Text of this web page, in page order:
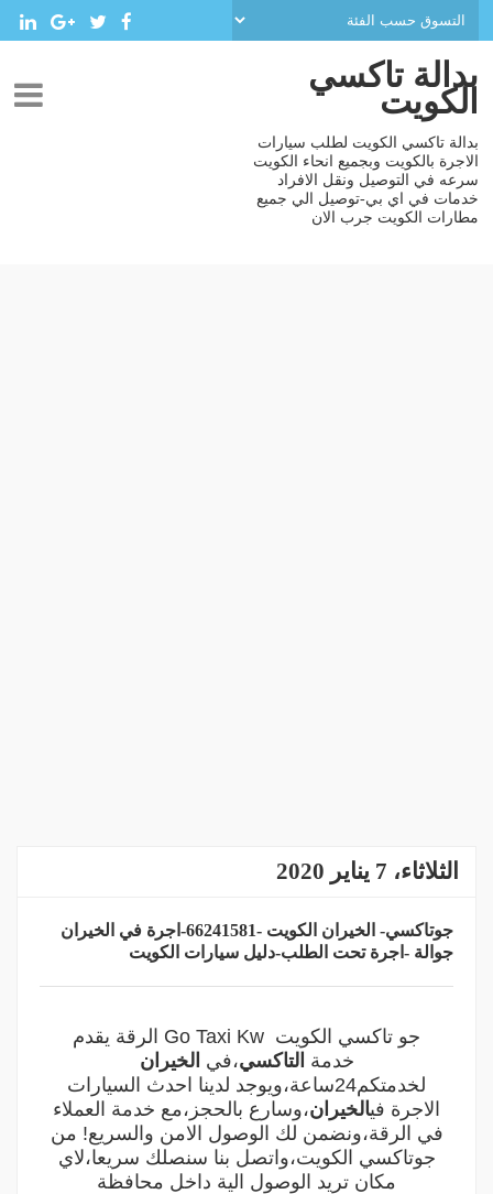
بدالة تاكسي
الكويت
بدالة تاكسي الكويت لطلب سيارات
الاجرة بالكويت وبجميع انحاء الكويت
سرعه في التوصيل ونقل الافراد
خدمات في اي بي-توصيل الي جميع
مطارات الكويت جرب الان
الثلاثاء، 7 يناير 2020
جوتاكسي- الخيران الكويت -66241581-اجرة في الخيران
جوالة -اجرة تحت الطلب-دليل سيارات الكويت
جو تاكسي الكويت Go Taxi Kw الرقة يقدم
خدمة التاكسي،في الخيران
لخدمتكم24ساعة،ويوجد لدينا احدث السيارات
الاجرة فيالخيران،وسارع بالحجز،مع خدمة العملاء
في الرقة،ونضمن لك الوصول الامن والسريع! من
جوتاكسي الكويت،واتصل بنا سنصلك سريعا،لاي
مكان تريد الوصول الية داخل محافظة